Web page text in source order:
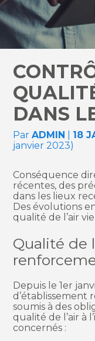
DANS
ParADMIN 18
janvier 2023)
Conséquence
récentes, des
dans les lieux
Des évolutions
qualité de l’air
Qualité de
Depuis le 1er
d’établissement
soumis à des
qualité de l’air à
concernés :